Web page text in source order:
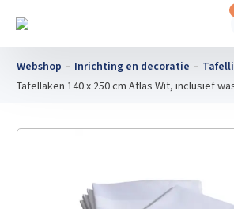
Webshop Inrichting en decoratie
Tafellaken 140 x 250 cm Atlas Wit, inclusief